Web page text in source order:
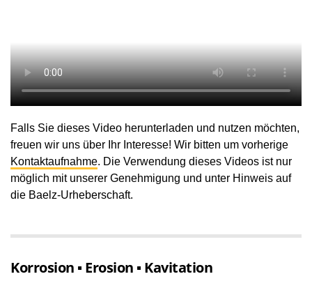
Falls Sie dieses Video herunterladen und nutzen möchten,
freuen wir uns über Ihr Interesse! Wir bitten um vorherige
Kontaktaufnahme. Die Verwendung dieses Videos ist nur
möglich mit unserer Genehmigung und unter Hinweis auf
die Baelz-Urheberschaft.
Korrosion ▪ Erosion ▪ Kavitation